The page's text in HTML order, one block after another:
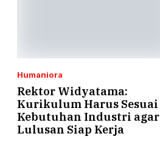
Humaniora
Rektor Widyatama:
Kurikulum Harus Sesuai
Kebutuhan Industri agar
Lulusan Siap Kerja